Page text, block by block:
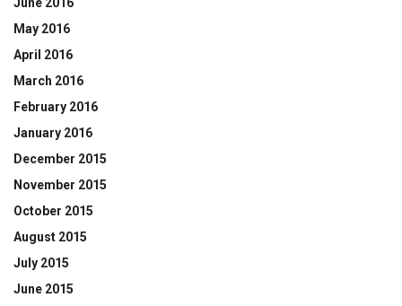
May 2016
April 2016
March 2016
February 2016
January 2016
December 2015
November 2015
October 2015
August 2015
July 2015
June 2015